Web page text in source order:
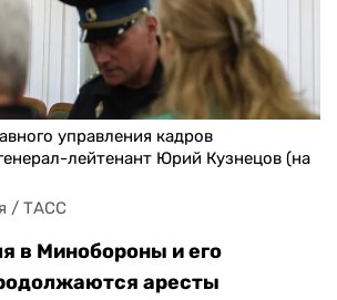
управления кадров
лейтенант Юрий Кузнецов (на
/ ТАСС
в Минобороны и его
аресты